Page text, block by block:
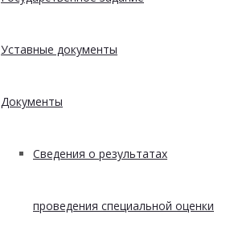
Уставные документы
Документы
Сведения о результатах
проведения специальной оценки